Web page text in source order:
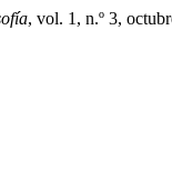
, vol. 1, n.º 3,